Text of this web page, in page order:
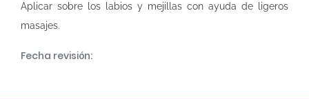
Aplicar sobre los labios y mejillas con ayuda de ligeros
masajes.
Fecha revisión: